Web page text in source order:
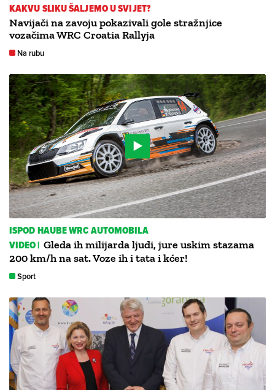
KAKVU SLIKU ŠALJEMO U SVIJET?
Navijači na zavoju pokazivali gole stražnjice
vozačima WRC Croatia Rallyja
Na rubu
ISPOD HAUBE WRC AUTOMOBILA
VIDEO | Gleda ih milijarda ljudi, jure uskim stazama
200 km/h na sat. Voze ih i tata i kćer!
Sport